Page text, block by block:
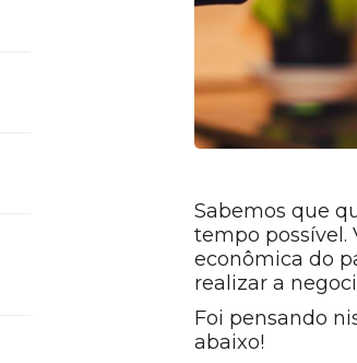
Sabemos que
tempo possível.
econômica do
realizar a
Foi pensando
abaixo!